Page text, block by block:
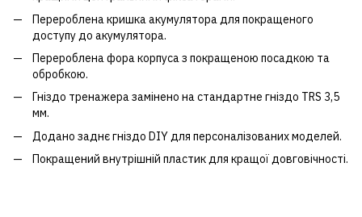
Перероблена кришка акумулятора для покращеного
доступу до акумулятора.
Перероблена фора корпуса з покращеною посадкою та
обробкою.
Гніздо тренажера замінено на стандартне гніздо TRS 3,5
мм.
Додано заднє гніздо DIY для персоналізованих моделей.
Покращений внутрішній пластик для кращої довговічності.